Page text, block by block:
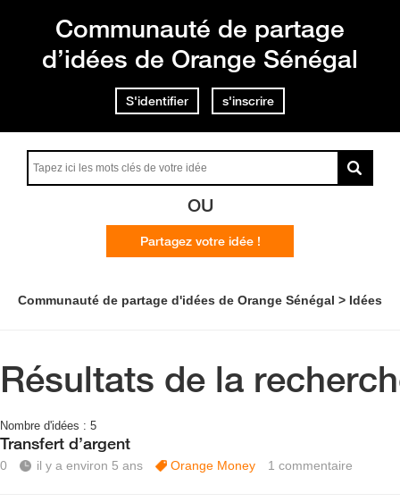
Communauté de partage
d’idées de Orange Sénégal
S'identifier s'inscrire
OU
Partagez votre idée !
Communauté de partage d'idées de Orange Sénégal Idées
Résultats de la
Nombre d'idées : 5
Transfert d’argent
0 il y a environ 5 ans Orange Money 1 commentaire